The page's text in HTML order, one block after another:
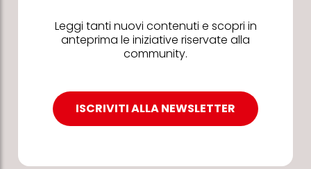
Leggi tanti nuovi contenuti e scopri in
anteprima le iniziative riservate alla
community.
ISCRIVITI ALLA NEWSLETTER